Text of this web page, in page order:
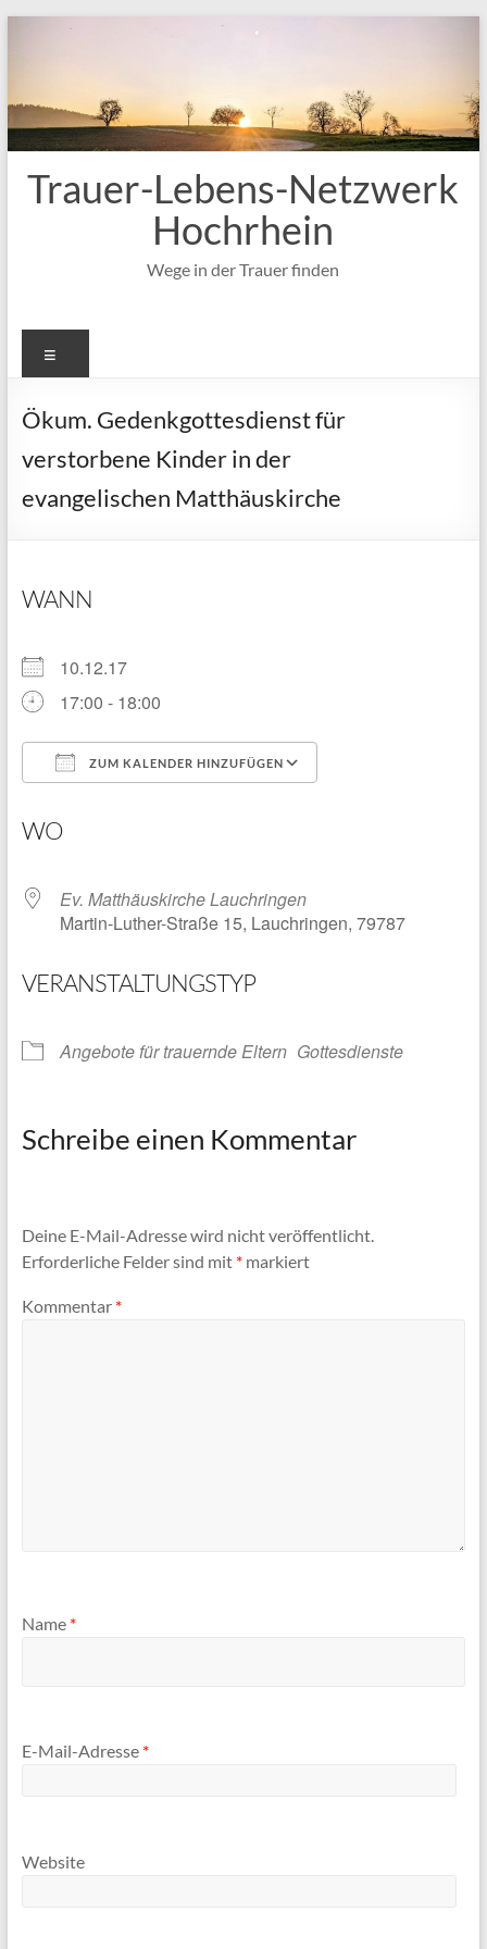
Trauer-Lebens-Netzwerk
Hochrhein
Wege in der Trauer finden
Ökum. Gedenkgottesdienst für
verstorbene Kinder in der
evangelischen Matthäuskirche
WANN
10.12.17
17:00 - 18:00
ZUM KALENDER HINZUFÜGEN
WO
Ev. Matthäuskirche Lauchringen
Martin-Luther-Straße 15, Lauchringen, 79787
VERANSTALTUNGSTYP
Angebote für trauernde Eltern Gottesdienste
Schreibe einen Kommentar
Deine E-Mail-Adresse wird nicht veröffentlicht.
Erforderliche Felder sind mit *markiert
Kommentar *
Name *
E-Mail-Adresse *
Website